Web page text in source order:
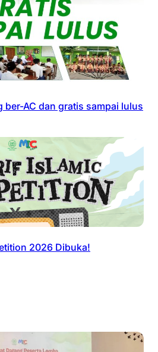
ber-AC dan gratis sampai lulus
2026 Dibuka!